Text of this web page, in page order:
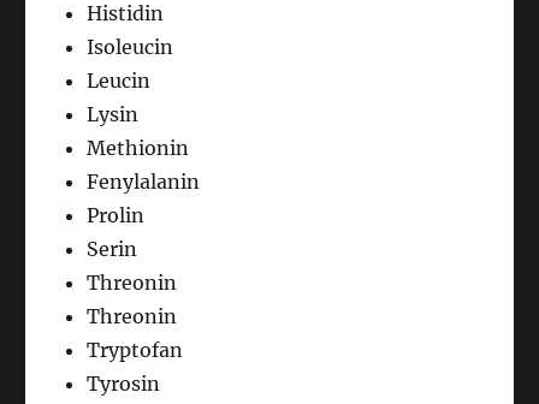
Histidin
Isoleucin
Leucin
Lysin
Methionin
Fenylalanin
Prolin
Serin
Threonin
Threonin
Tryptofan
Tyrosin